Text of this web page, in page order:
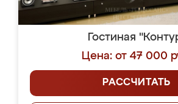
Гостиная
Цена: от 47 000
РАССЧИТАТЬ